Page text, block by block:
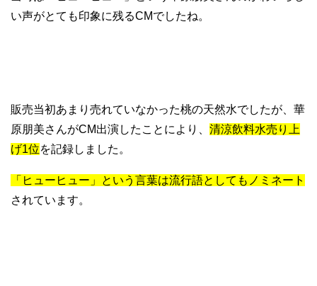
い声がとても印象に残るCMでしたね。
販売当初あまり売れていなかった桃の天然水でしたが、華
原朋美さんがCM出演したことにより、 清涼飲料水売り上
げ1位を記録しました。
「ヒューヒュー」という言葉は流行語としてもノミネート
されています。